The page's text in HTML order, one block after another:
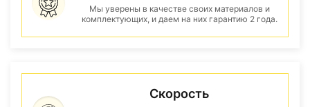
Мы уверены в качестве своих материалов и
комплектующих, и даем на них гарантию 2 года.
Скорость